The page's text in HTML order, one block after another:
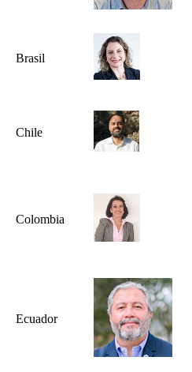
Brasil
Chile
Colombia
Ecuador